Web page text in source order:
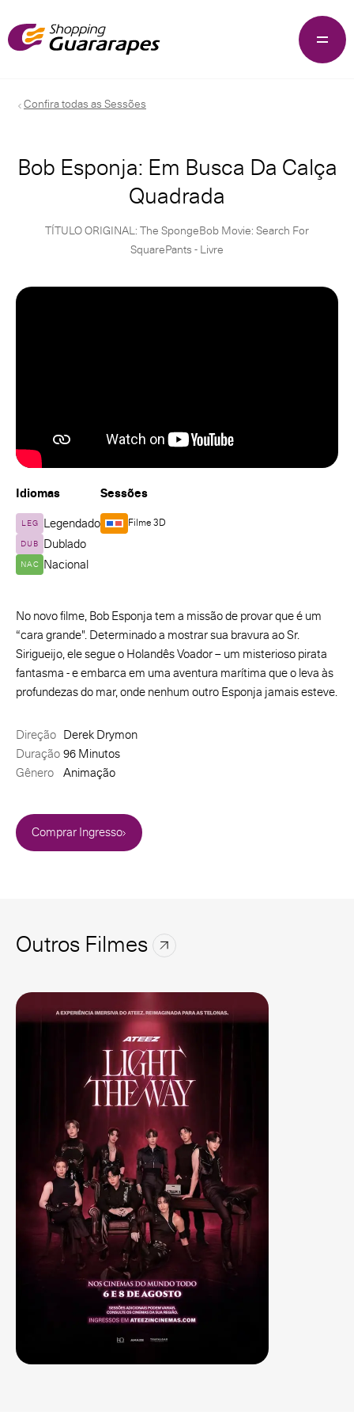
Confira todas as Sessões
Bob Esponja: Em Busca Da Calça
Quadrada
TÍTULO ORIGINAL: The SpongeBob Movie: Search For
SquarePants - Livre
Idiomas
LEG Legendado
DUB Dublado
NAC Nacional
Sessões
Filme 3D
No novo filme, Bob Esponja tem a missão de provar que é um
“cara grande". Determinado a mostrar sua bravura ao Sr.
Sirigueijo, ele segue o Holandês Voador – um misterioso pirata
fantasma - e embarca em uma aventura marítima que o leva às
profundezas do mar, onde nenhum outro Esponja jamais esteve.
Direção Derek Drymon
Duração 96 Minutos
Gênero
Animação
Comprar Ingresso
Outros Filmes
Sala 3 15:00 - 21:00 LEG